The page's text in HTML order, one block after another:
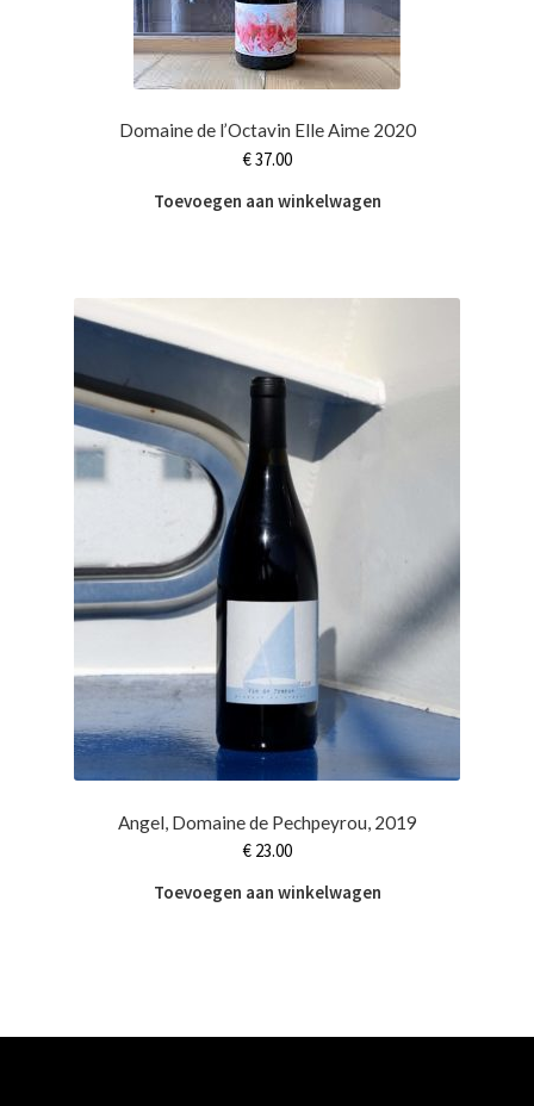
Domaine de l’Octavin Elle Aime 2020
€37.00
Toevoegen aan winkelwagen
Angel, Domaine de Pechpeyrou, 2019
€23.00
Toevoegen aan winkelwagen